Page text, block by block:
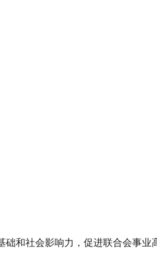
和社会影响力，促进联合会事业